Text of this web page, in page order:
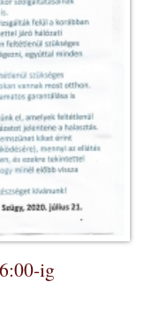
ig